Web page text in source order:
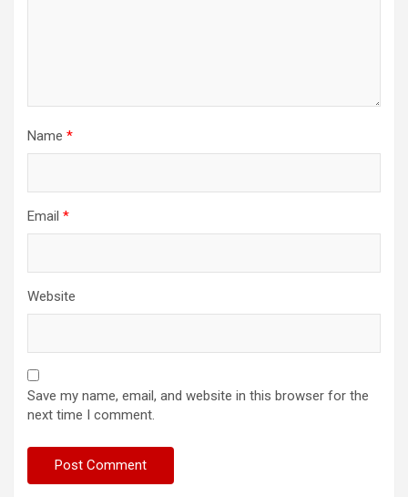
Name *
Email *
Website
Save my name, email, and website in this browser for the
next time I comment.